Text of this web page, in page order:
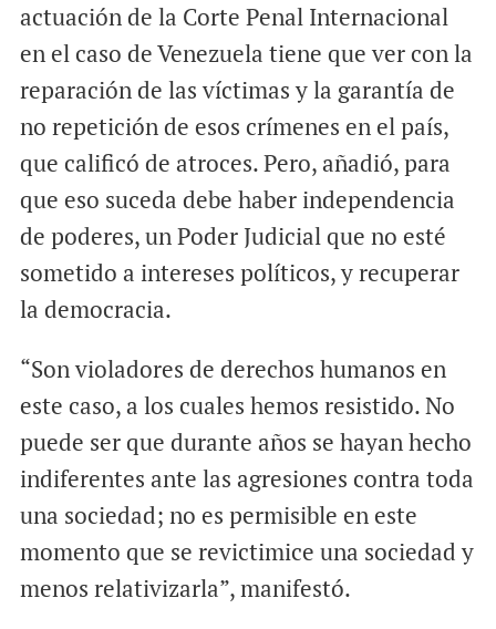
actuación de la Corte Penal Internacional
en el caso de Venezuela tiene que ver con la
reparación de las víctimas y la garantía de
no repetición de esos crímenes en el país,
que calificó de atroces. Pero, añadió, para
que eso suceda debe haber independencia
de poderes, un Poder Judicial que no esté
sometido a intereses políticos, y recuperar
la democracia.
“Son violadores de derechos humanos en
este caso, a los cuales hemos resistido. No
puede ser que durante años se hayan hecho
indiferentes ante las agresiones contra toda
una sociedad; no es permisible en este
momento que se revictimice una sociedad y
menos relativizarla”, manifestó.